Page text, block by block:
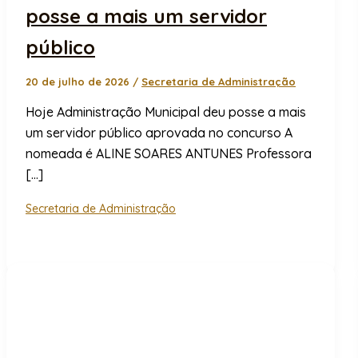
posse a mais um servidor
público
20 de julho de 2026 / Secretaria de Administração
Hoje Administração Municipal deu posse a mais
um servidor público aprovada no concurso A
nomeada é ALINE SOARES ANTUNES Professora
[…]
Secretaria de Administração